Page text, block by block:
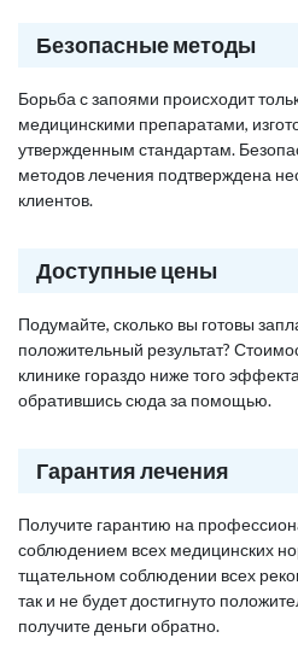
Безопасные методы
Борьба с запоями происходит
медицинскими препаратами,
утвержденным стандартам.
методов лечения подтверждена
клиентов.
Доступные цены
Подумайте, сколько вы готовы
положительный результат?
клинике гораздо ниже того
обратившись сюда за помощью.
Гарантия лечения
Получите гарантию на
соблюдением всех медицинских
тщательном соблюдении всех
так и не будет достигнуто
получите деньги обратно.